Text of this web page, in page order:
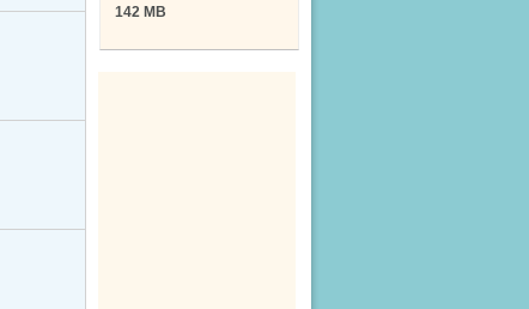
142 MB